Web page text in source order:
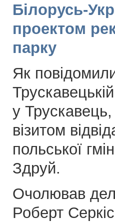
Білорусь-
проектом
парку
Як
у
візитом
польської
Здруй.
Очолював
Роберт